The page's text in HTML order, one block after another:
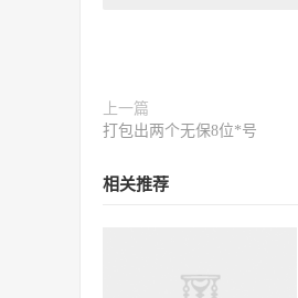
上一篇
打包出两个无保8位*号
相关推荐